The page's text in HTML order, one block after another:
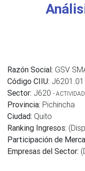
Razón Social: GSV
Código CIIU: J6201.01
Sector: J620 -
Provincia: Pichincha
Ciudad: Quito
Ranking Ingresos:
Participación de
Empresas del Sector: